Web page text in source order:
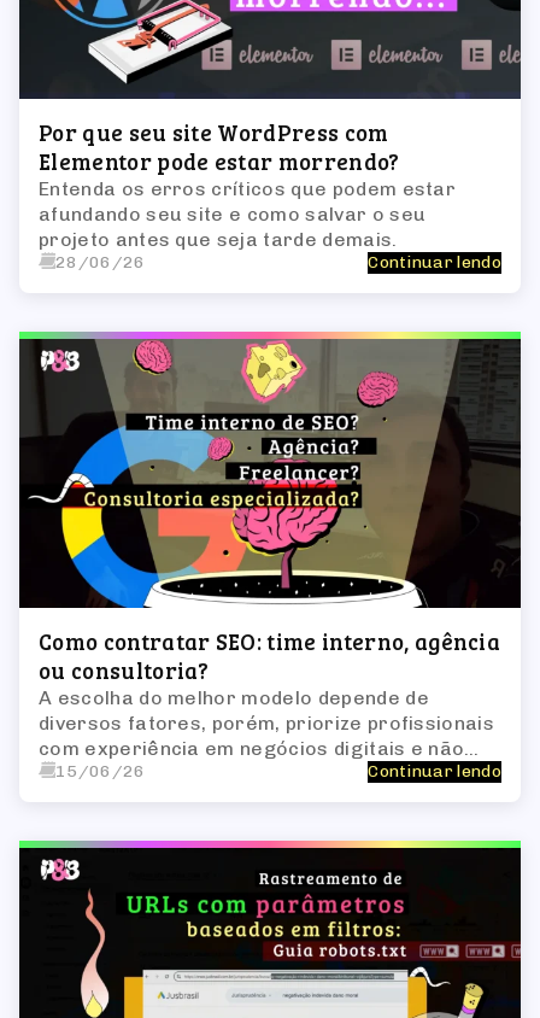
Por que seu site WordPress com
Elementor pode estar morrendo?
Entenda os erros críticos que podem estar
afundando seu site e como salvar o seu
projeto antes que seja tarde demais.
28/06/26 Continuar lendo
Como contratar SEO: time interno, agência
ou consultoria?
A escolha do melhor modelo depende de
diversos fatores, porém, priorize profissionais
com experiência em negócios digitais e não
apenas bons técnicos e publicitários
15/06/26 Continuar lendo